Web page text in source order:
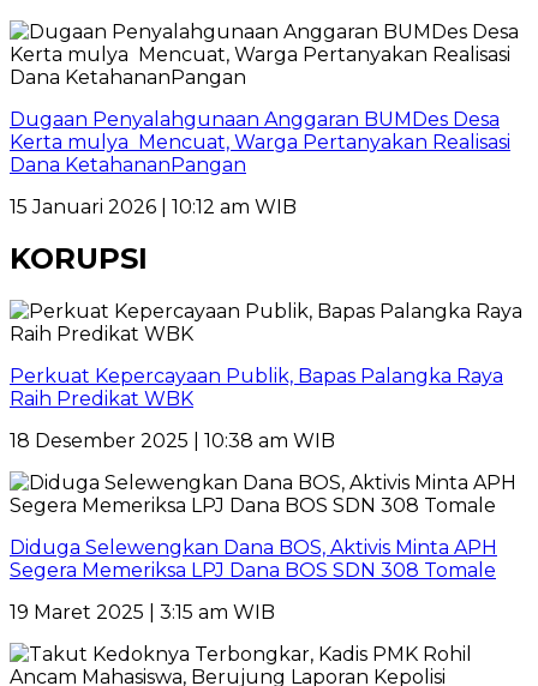
Dugaan Penyalahgunaan Anggaran BUMDes Desa
Kerta mulya Mencuat, Warga Pertanyakan Realisasi
Dana KetahananPangan
15 Januari 2026 | 10:12 am WIB
KORUPSI
Perkuat Kepercayaan Publik, Bapas Palangka Raya
Raih Predikat WBK
18 Desember 2025 | 10:38 am WIB
Diduga Selewengkan Dana BOS, Aktivis Minta APH
Segera Memeriksa LPJ Dana BOS SDN 308 Tomale
19 Maret 2025 | 3:15 am WIB